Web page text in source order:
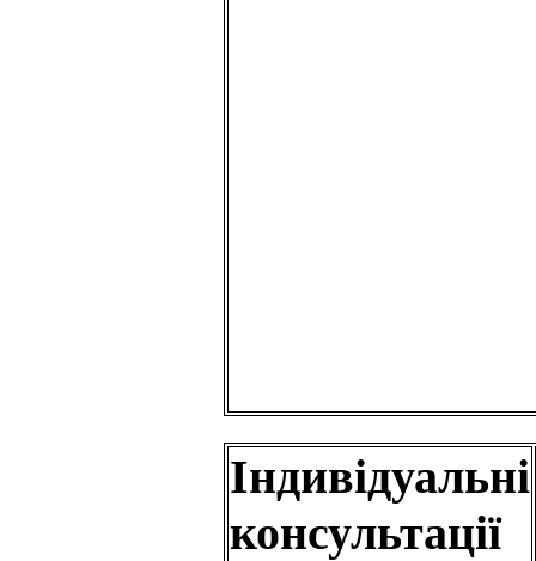
Індивідуальні
консультації